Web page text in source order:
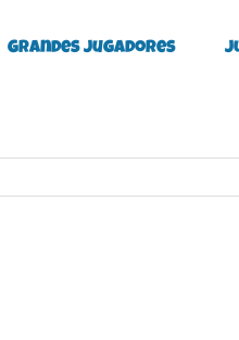
Grandes Jugadores